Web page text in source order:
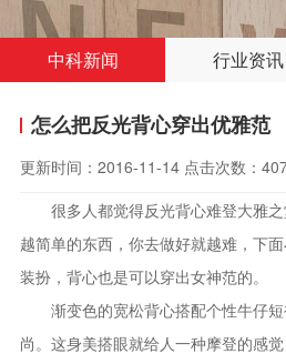
中科新闻 行业资讯
怎么把反光背心穿出优雅范
更新时间： 2016-11-14 点击次数：
很多人都觉得反光背心难登大雅之
越简单的东西，你去做好就越难，下
装扮，背心也是可以穿出女神范的。
渐变色的宽松背心搭配个性牛仔短
尚。这身美搭眼就给人一种摩登的感